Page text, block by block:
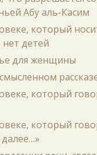
Абу аль-Касим
который
нет детей
для женщины
который
который